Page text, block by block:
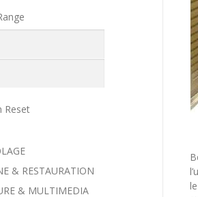
Reset
& RESTAURATION
& MULTIMEDIA